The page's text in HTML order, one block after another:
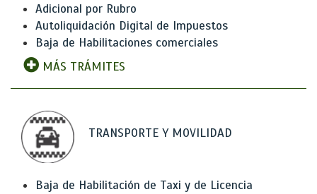
Adicional por Rubro
Autoliquidación Digital de Impuestos
Baja de Habilitaciones comerciales
MÁS TRÁMITES
TRANSPORTE Y MOVILIDAD
Baja de Habilitación de Taxi y de Licencia